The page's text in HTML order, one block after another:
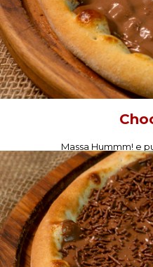
Massa Hummm! e
PEÇA